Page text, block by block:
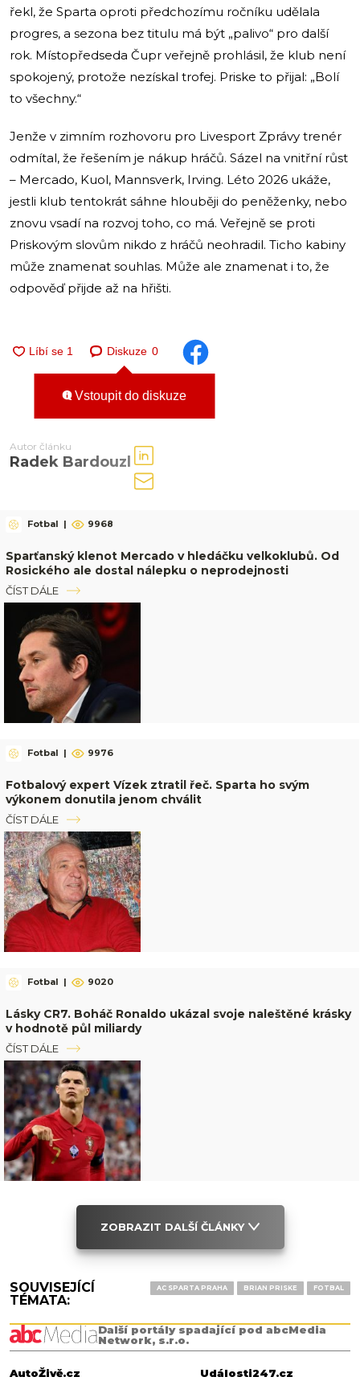
řekl, že Sparta oproti předchozímu ročníku udělala
progres, a sezona bez titulu má být „palivo“ pro další
rok. Místopředseda Čupr veřejně prohlásil, že klub není
spokojený, protože nezískal trofej. Priske to přijal: „Bolí
to všechny.“
Jenže v zimním rozhovoru pro Livesport Zprávy trenér
odmítal, že řešením je nákup hráčů. Sázel na vnitřní růst
– Mercado, Kuol, Mannsverk, Irving. Léto 2026 ukáže,
jestli klub tentokrát sáhne hlouběji do peněženky, nebo
znovu vsadí na rozvoj toho, co má. Veřejně se proti
Priskovým slovům nikdo z hráčů neohradil. Ticho kabiny
může znamenat souhlas. Může ale znamenat i to, že
odpověď přijde až na hřišti.
Diskuze 0
Vstoupit do diskuze
Autor článku
Radek Bardouzl
Fotbal | 9968
Sparťanský klenot Mercado v hledáčku velkoklubů. Od
Rosického ale dostal nálepku o neprodejnosti
ČÍST DÁLE
Fotbal | 9976
Fotbalový expert Vízek ztratil řeč. Sparta ho svým
výkonem donutila jenom chválit
ČÍST DÁLE
Fotbal | 9020
Lásky CR7. Boháč Ronaldo ukázal svoje naleštěné krásky
v hodnotě půl miliardy
ČÍST DÁLE
ZOBRAZIT DALŠÍ ČLÁNKY
SOUVISEJÍCÍ
TÉMATA:
AC SPARTA PRAHA BRIAN PRISKE FOTBAL
Další portály spadající pod abcMedia
Network, s.r.o.
AutoŽivě.cz
Události247.cz